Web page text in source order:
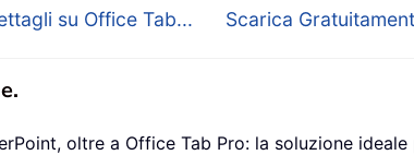
su Office Tab... Scarica
oltre a Office Tab Pro: la soluzione ideale